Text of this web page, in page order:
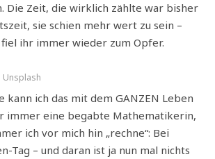
Die Zeit, die wirklich zählte war bisher
sie schien mehr wert zu sein –
ihr immer wieder zum Opfer.
Unsplash
kann ich das mit dem GANZEN Leben
immer eine begabte Mathematikerin,
ich vor mich hin „rechne“: Bei
Tag – und daran ist ja nun mal nichts